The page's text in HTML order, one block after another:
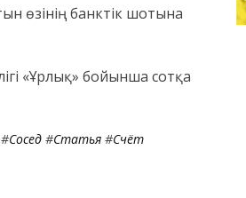
өзінің банктік шотына
«Ұрлық» бойынша сотқа
#Сосед #Статья #Счёт